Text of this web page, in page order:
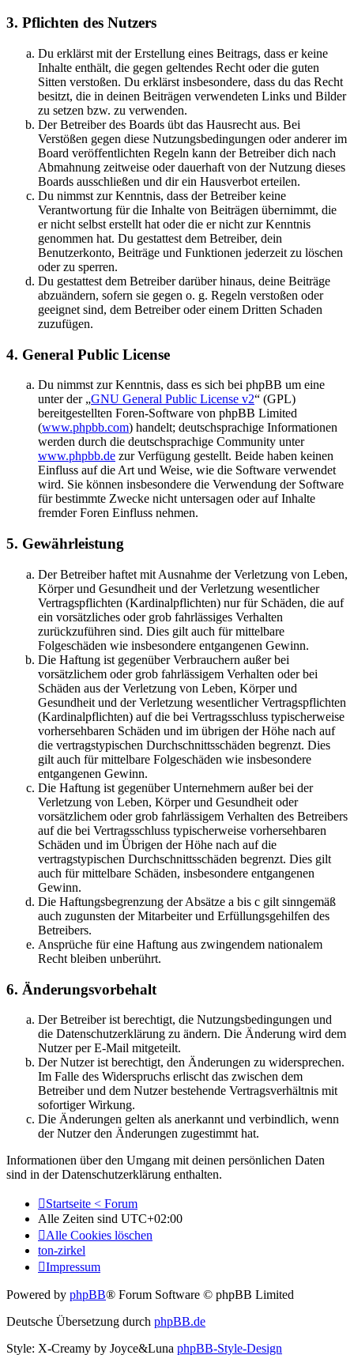
3. Pflichten des Nutzers
Du erklärst mit der Erstellung eines Beitrags, dass er keine
Inhalte enthält, die gegen geltendes Recht oder die guten
Sitten verstoßen. Du erklärst insbesondere, dass du das Recht
besitzt, die in deinen Beiträgen verwendeten Links und Bilder
zu setzen bzw. zu verwenden.
Der Betreiber des Boards übt das Hausrecht aus. Bei
Verstößen gegen diese Nutzungsbedingungen oder anderer im
Board veröffentlichten Regeln kann der Betreiber dich nach
Abmahnung zeitweise oder dauerhaft von der Nutzung dieses
Boards ausschließen und dir ein Hausverbot erteilen.
Du nimmst zur Kenntnis, dass der Betreiber keine
Verantwortung für die Inhalte von Beiträgen übernimmt, die
er nicht selbst erstellt hat oder die er nicht zur Kenntnis
genommen hat. Du gestattest dem Betreiber, dein
Benutzerkonto, Beiträge und Funktionen jederzeit zu löschen
oder zu sperren.
Du gestattest dem Betreiber darüber hinaus, deine Beiträge
abzuändern, sofern sie gegen o. g. Regeln verstoßen oder
geeignet sind, dem Betreiber oder einem Dritten Schaden
zuzufügen.
4. General Public License
Du nimmst zur Kenntnis, dass es sich bei phpBB um eine
unter der „GNU General Public License v2“ (GPL)
bereitgestellten Foren-Software von phpBB Limited
(www.phpbb.com) handelt; deutschsprachige Informationen
werden durch die deutschsprachige Community unter
www.phpbb.de zur Verfügung gestellt. Beide haben keinen
Einfluss auf die Art und Weise, wie die Software verwendet
wird. Sie können insbesondere die Verwendung der Software
für bestimmte Zwecke nicht untersagen oder auf Inhalte
fremder Foren Einfluss nehmen.
5. Gewährleistung
Der Betreiber haftet mit Ausnahme der Verletzung von Leben,
Körper und Gesundheit und der Verletzung wesentlicher
Vertragspflichten (Kardinalpflichten) nur für Schäden, die auf
ein vorsätzliches oder grob fahrlässiges Verhalten
zurückzuführen sind. Dies gilt auch für mittelbare
Folgeschäden wie insbesondere entgangenen Gewinn.
Die Haftung ist gegenüber Verbrauchern außer bei
vorsätzlichem oder grob fahrlässigem Verhalten oder bei
Schäden aus der Verletzung von Leben, Körper und
Gesundheit und der Verletzung wesentlicher Vertragspflichten
(Kardinalpflichten) auf die bei Vertragsschluss typischerweise
vorhersehbaren Schäden und im übrigen der Höhe nach auf
die vertragstypischen Durchschnittsschäden begrenzt. Dies
gilt auch für mittelbare Folgeschäden wie insbesondere
entgangenen Gewinn.
Die Haftung ist gegenüber Unternehmern außer bei der
Verletzung von Leben, Körper und Gesundheit oder
vorsätzlichem oder grob fahrlässigem Verhalten des Betreibers
auf die bei Vertragsschluss typischerweise vorhersehbaren
Schäden und im Übrigen der Höhe nach auf die
vertragstypischen Durchschnittsschäden begrenzt. Dies gilt
auch für mittelbare Schäden, insbesondere entgangenen
Gewinn.
Die Haftungsbegrenzung der Absätze a bis c gilt sinngemäß
auch zugunsten der Mitarbeiter und Erfüllungsgehilfen des
Betreibers.
Ansprüche für eine Haftung aus zwingendem nationalem
Recht bleiben unberührt.
6. Änderungsvorbehalt
Der Betreiber ist berechtigt, die Nutzungsbedingungen und
die Datenschutzerklärung zu ändern. Die Änderung wird dem
Nutzer per E-Mail mitgeteilt.
Der Nutzer ist berechtigt, den Änderungen zu widersprechen.
Im Falle des Widerspruchs erlischt das zwischen dem
Betreiber und dem Nutzer bestehende Vertragsverhältnis mit
sofortiger Wirkung.
Die Änderungen gelten als anerkannt und verbindlich, wenn
der Nutzer den Änderungen zugestimmt hat.
Informationen über den Umgang mit deinen persönlichen Daten
sind in der Datenschutzerklärung enthalten.
Startseite < Forum
Alle Zeiten sind UTC+02:00
Alle Cookies löschen
ton-zirkel
Impressum
Powered by phpBB® Forum Software © phpBB Limited
Deutsche Übersetzung durch phpBB.de
Style: X-Creamy by Joyce&Luna phpBB-Style-Design